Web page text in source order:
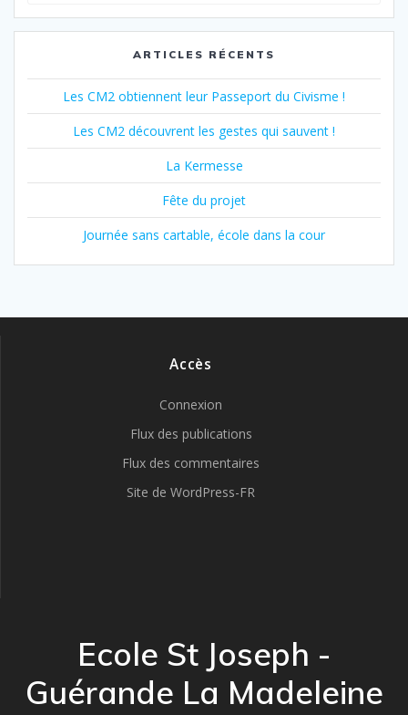
:
ARTICLES RÉCENTS
Les CM2 obtiennent leur Passeport du Civisme !
Les CM2 découvrent les gestes qui sauvent !
La Kermesse
Fête du projet
Journée sans cartable, école dans la cour
Accès
Connexion
Flux des publications
Flux des commentaires
Site de WordPress-FR
Ecole St Joseph -
Guérande La Madeleine